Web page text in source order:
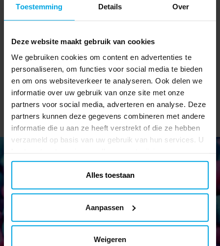
Toestemming Details Over
Deze website maakt gebruik van cookies
We gebruiken cookies om content en advertenties te
personaliseren, om functies voor social media te bieden
en om ons websiteverkeer te analyseren. Ook delen we
informatie over uw gebruik van onze site met onze
partners voor social media, adverteren en analyse. Deze
partners kunnen deze gegevens combineren met andere
informatie die u aan ze heeft verstrekt of die ze hebben
verzameld op basis van uw gebruik van hun services. U
Alles toestaan
Aanpassen
Weigeren
Paw Patrol Strooiselmix
TOEVOEGEN
Taartprint Bluey -
TOEVOEGEN
Blijf op de hoogte van al onze nieuwe artikelen en krijg leuke
tips en aanbiedingen!